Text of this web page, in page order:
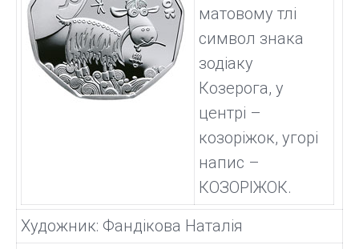
матовому тлі
символ знака
зодіаку
Козерога, у
центрі –
козоріжок, угорі
напис –
КОЗОРІЖОК.
Художник: Фандікова Наталія